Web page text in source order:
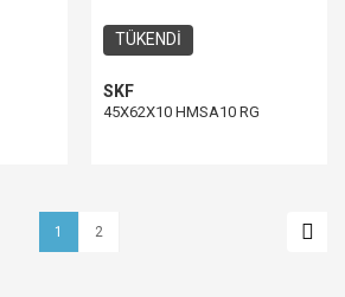
TÜKENDİ
SKF
45X62X10 HMSA10 RG
1 2